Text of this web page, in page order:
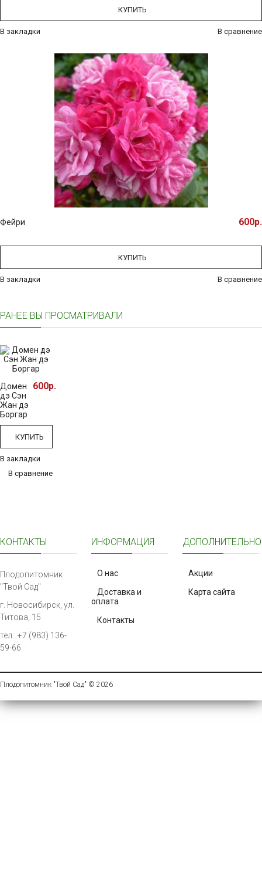
КУПИТЬ
В закладки В сравнение
Фейри 600р.
КУПИТЬ
В закладки В сравнение
РАНЕЕ ВЫ ПРОСМАТРИВАЛИ
Домен
дэ Сэн
Жан дэ
Боргар
600р.
КУПИТЬ
В закладки
В сравнение
КОНТАКТЫ
Плодопитомник
"Твой Сад"
г. Новосибирск, ул.
Титова, 15
тел.: +7 (983) 136-
59-66
ИНФОРМАЦИЯ
О нас
Доставка и
оплата
Контакты
ДОПОЛНИТЕЛЬНО
Акции
Карта сайта
Плодопитомник "Твой Сад" © 2026